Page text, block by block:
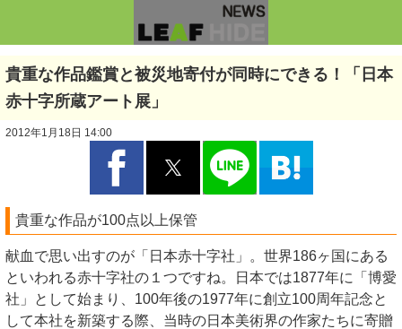
貴重な作品鑑賞と被災地寄付が同時にできる！「日本
赤十字所蔵アート展」
2012年1月18日 14:00
貴重な作品が100点以上保管
献血で思い出すのが「日本赤十字社」。世界186ヶ国にある
といわれる赤十字社の１つですね。日本では1877年に「博愛
社」として始まり、100年後の1977年に創立100周年記念と
して本社を新築する際、当時の日本美術界の作家たちに寄贈